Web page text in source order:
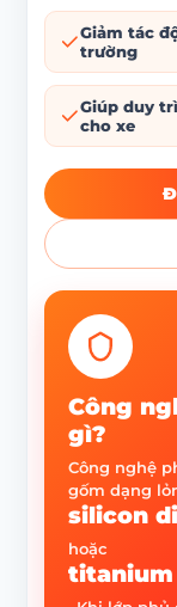
Giảm tác
trường
Giúp duy
cho xe
Công
gì?
Công nghệ
gốm dạng
silicon
hoặc
titanium